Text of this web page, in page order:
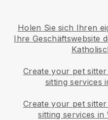
Holen Sie sich Ihren
Ihre Geschäftswebsite
Create your pet sitter
sitting services
Create your pet sitter
sitting services in